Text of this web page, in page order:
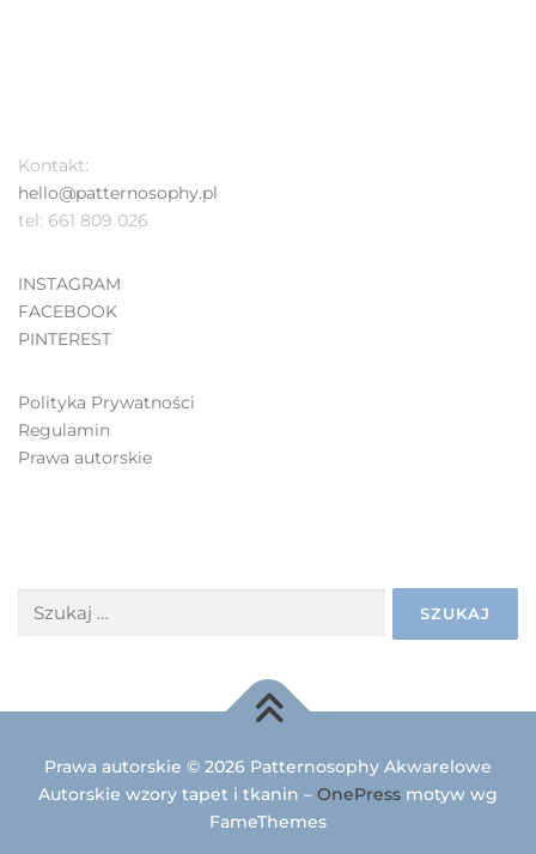
Kontakt:
hello@patternosophy.pl
tel: 661 809 026
INSTAGRAM
FACEBOOK
PINTEREST
Polityka Prywatności
Regulamin
Prawa autorskie
Prawa autorskie © 2026 Patternosophy Akwarelowe
Autorskie wzory tapet i tkanin – OnePress motyw wg
FameThemes